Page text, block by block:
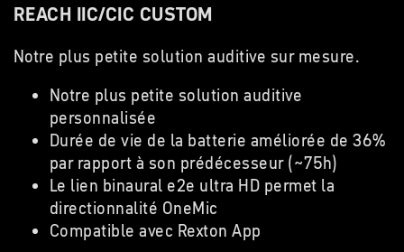
REACH IIC/CIC CUSTOM
Notre plus petite solution auditive sur mesure.
Notre plus petite solution auditive
personnalisée
Durée de vie de la batterie améliorée de 36%
par rapport à son prédécesseur (~75h)
Le lien binaural e2e ultra HD permet la
directionnalité OneMic
Compatible avec Rexton App